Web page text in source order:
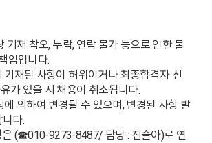
기재 착오, 누락, 연락 불가 등으로 인한 불
임입니다.
기재된 사항이 허위이거나 최종합격자 신
가 있을 시 채용이 취소됩니다.
에 의하여 변경될 수 있으며, 변경된 사항 발
다.
은 (☎010-9273-8487/ 담당 : 전슬아)로 연